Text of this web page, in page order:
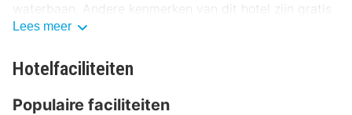
waterbaan. Andere kenmerken van dit hotel zijn gratis
wifi, een spelletjesruimte en winkels ter plaatse.
Gasten van aja Groemitz kunnen genieten van een
de snackbar/deli. Ontspan met een lekker fris drankje
Lees meer
Hotelfaciliteiten
Populaire faciliteiten